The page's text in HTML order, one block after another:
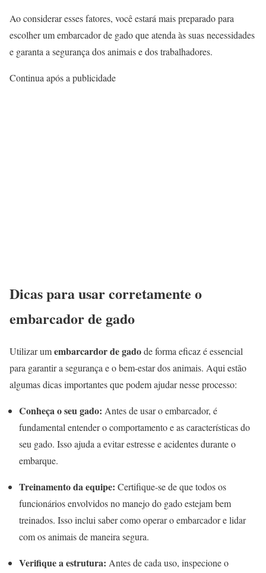
Ao considerar esses fatores, você estará mais preparado para
escolher um embarcador de gado que atenda às suas necessidades
e garanta a segurança dos animais e dos trabalhadores.
Continua após a publicidade
Dicas para usar corretamente o
embarcador de gado
Utilizar umembarcardor de gadode forma eficaz é essencial
para garantir a segurança e o bem-estar dos animais. Aqui estão
algumas dicas importantes que podem ajudar nesse processo:
Conheça o seu gado: Antes de usar o embarcador, é
fundamental entender o comportamento e as características do
seu gado. Isso ajuda a evitar estresse e acidentes durante o
embarque.
Treinamento da equipe: Certifique-se de que todos os
funcionários envolvidos no manejo do gado estejam bem
treinados. Isso inclui saber como operar o embarcador e lidar
com os animais de maneira segura.
Verifique a estrutura: Antes de cada uso, inspecione o